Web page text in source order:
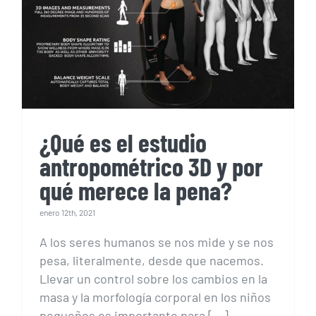
antropométrico 3D y por
qué merece la pena?
¿Qué es el estudio
antropométrico 3D y por
qué merece la pena?
enero 12th, 2021
A los seres humanos se nos mide y se nos
pesa, literalmente, desde que nacemos.
Llevar un control sobre los cambios en la
masa y la morfología corporal en los niños